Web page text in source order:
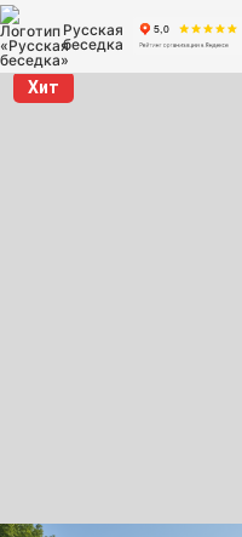
Русская
беседка
Хит